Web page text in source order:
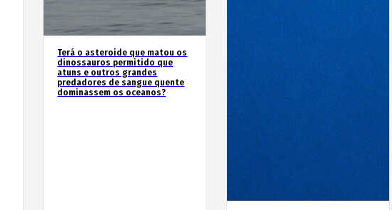
Terá o asteroide que matou os
dinossauros permitido que
atuns e outros grandes
predadores de sangue quente
dominassem os oceanos?